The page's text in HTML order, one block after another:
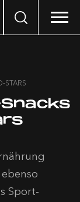
Search
STARS
Sport-